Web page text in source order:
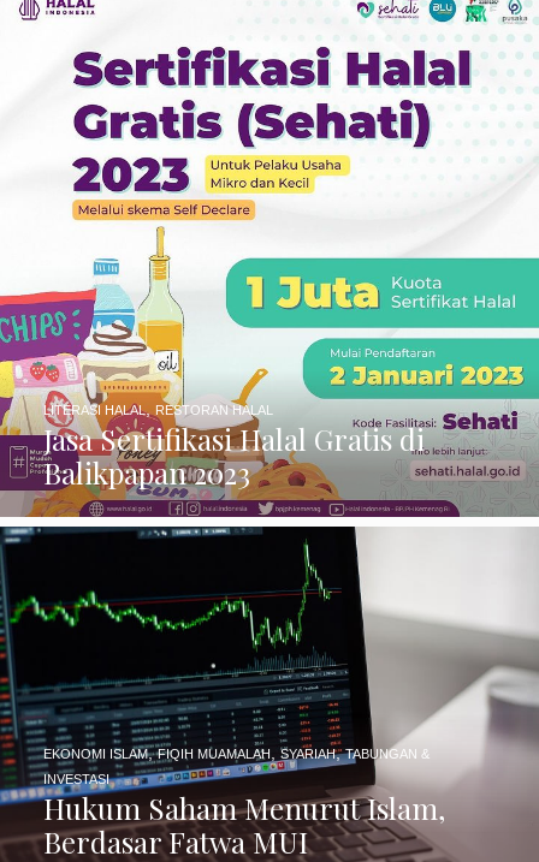
Jasa Sertifikasi Halal Gratis di
Balikpapan 2023
LITERASI HALAL, RESTORAN HALAL
Hukum Saham Menurut Islam,
Berdasar Fatwa MUI
EKONOMI ISLAM,FIQIH MUAMALAH SYARIAH,TABUNGAN &
INVESTASI